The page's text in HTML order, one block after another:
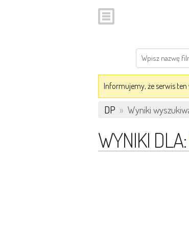
Informujemy, że serwis
DP » Wyniki
WYNIKI DLA: